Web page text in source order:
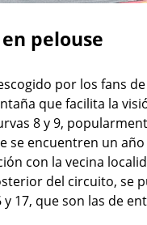
pelouse
por los fans de
que facilita la
8 y 9,
se encuentren un
con la vecina
del circuito, se
17, que son las de